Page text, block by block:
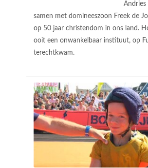
Andries
samen met domineeszoon Freek de
op 50 jaar christendom in ons land.
ooit een onwankelbaar instituut, op
terechtkwam.